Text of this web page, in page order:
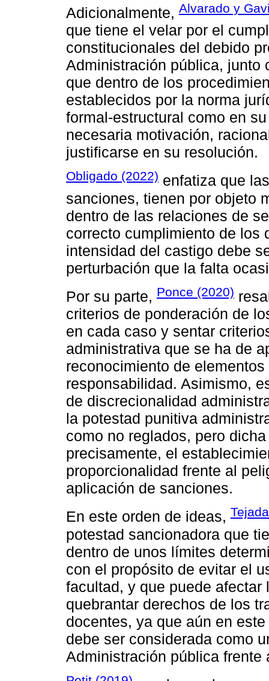
Adicionalmente, Alvarado y
que tiene el velar por el
constitucionales del debido
Administración pública, junto
que dentro de los
establecidos por la norma
formal-estructural como en
necesaria motivación,
justificarse en su resolución.
Obligado (2022) enfatiza que
sanciones, tienen por objeto
dentro de las relaciones de
correcto cumplimiento de los
intensidad del castigo debe
perturbación que la falta
Por su parte, Ponce (2020)
criterios de ponderación de
en cada caso y sentar
administrativa que se ha de
reconocimiento de
responsabilidad. Asimismo,
de discrecionalidad
la potestad punitiva
como no reglados, pero
precisamente, el
proporcionalidad frente al
aplicación de sanciones.
En este orden de ideas,
potestad sancionadora que
dentro de unos límites
con el propósito de evitar el
facultad, y que puede
quebrantar derechos de los
docentes, ya que aún en
debe ser considerada como
Administración pública frente